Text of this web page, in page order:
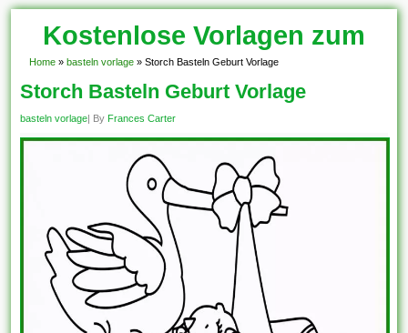
Kostenlose Vorlagen zum
Download!
Home » basteln vorlage » Storch Basteln Geburt Vorlage
Storch Basteln Geburt Vorlage
basteln vorlage| By Frances Carter